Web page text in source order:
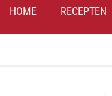
HOME RECEPTEN